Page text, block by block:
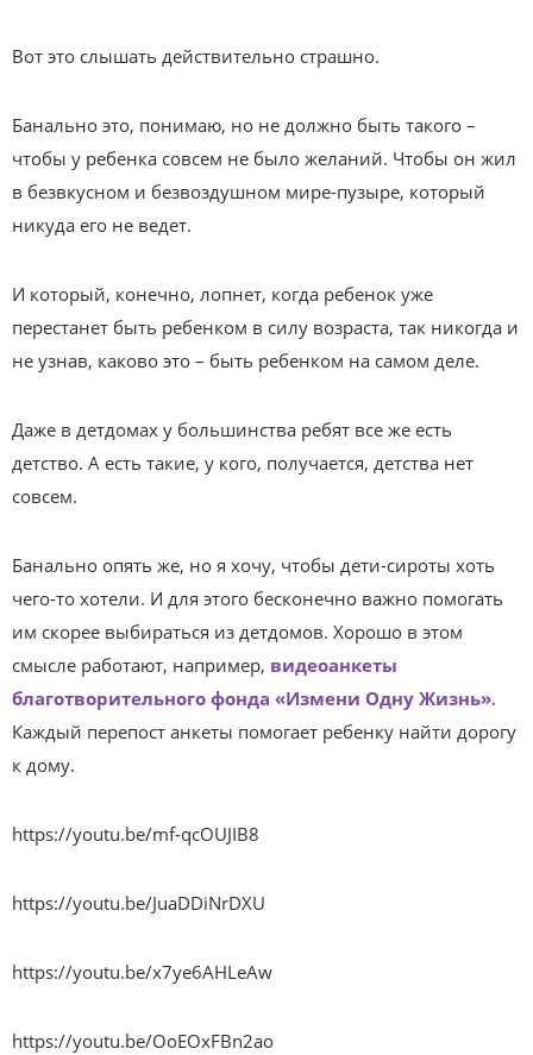
Вот это слышать действительно страшно.
Банально это, понимаю, но не должно быть такого –
чтобы у ребенка совсем не было желаний. Чтобы он жил
в безвкусном и безвоздушном мире-пузыре, который
никуда его не ведет.
И который, конечно, лопнет, когда ребенок уже
перестанет быть ребенком в силу возраста, так никогда и
не узнав, каково это – быть ребенком на самом деле.
Даже в детдомах у большинства ребят все же есть
детство. А есть такие, у кого, получается, детства нет
совсем.
Банально опять же, но я хочу, чтобы дети-сироты хоть
чего-то хотели. И для этого бесконечно важно помогать
им скорее выбираться из детдомов. Хорошо в этом
смысле работают, например, видеоанкеты
благотворительного фонда «Измени Одну Жизнь».
Каждый перепост анкеты помогает ребенку найти дорогу
к дому.
https://youtu.be/mf-qcOUJIB8
https://youtu.be/JuaDDiNrDXU
https://youtu.be/x7ye6AHLeAw
https://youtu.be/OoEOxFBn2ao